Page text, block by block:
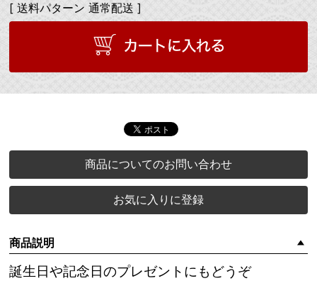
[ 送料パターン 通常配送 ]
商品についてのお問い合わせ
お気に入りに登録
商品説明
誕生日や記念日のプレゼントにもどうぞ